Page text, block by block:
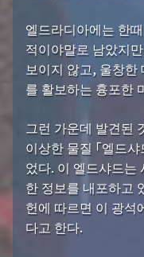
엘드라디아에는 한
적이야말로 남았지
보이지 않고, 울창
를 활보하는 흉포한
그런 가운데 발견된
이상한 물질 「엘드
었다. 이 엘드샤드는
한 정보를 내포하고
헌에 따르면 이 광석
다고 한다.